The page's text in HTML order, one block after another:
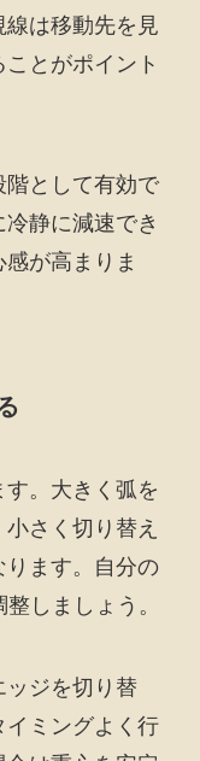
は移動先を見
とがポイント
階として有効で
静に減速でき
が高まりま
。大きく弧を
さく切り替え
ります。自分の
しましょう。
ッジを切り替
イミングよく行